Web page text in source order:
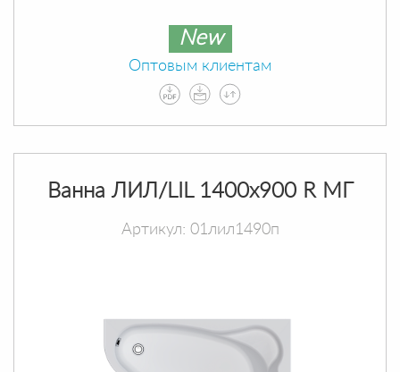
New
Оптовым клиентам
Ванна ЛИЛ/LIL 1400х900 R МГ
Артикул: 01лил1490п